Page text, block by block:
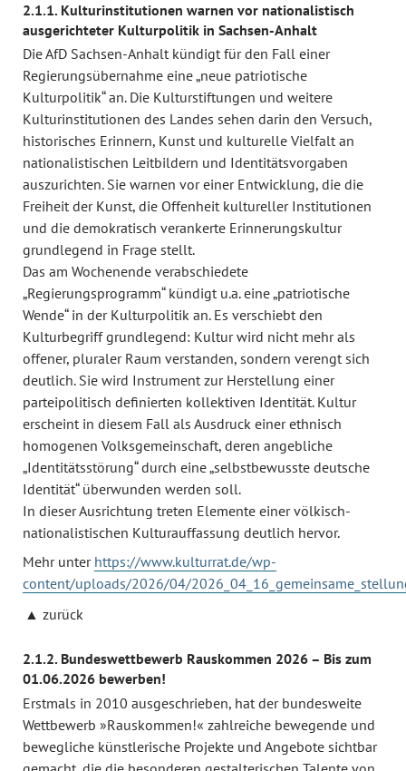
2.1.1. Kulturinstitutionen warnen vor nationalistisch
ausgerichteter Kulturpolitik in Sachsen-Anhalt
Die AfD Sachsen-Anhalt kündigt für den Fall einer
Regierungsübernahme eine „neue patriotische
Kulturpolitik“ an. Die Kulturstiftungen und weitere
Kulturinstitutionen des Landes sehen darin den Versuch,
historisches Erinnern, Kunst und kulturelle Vielfalt an
nationalistischen Leitbildern und Identitätsvorgaben
auszurichten. Sie warnen vor einer Entwicklung, die die
Freiheit der Kunst, die Offenheit kultureller Institutionen
und die demokratisch verankerte Erinnerungskultur
grundlegend in Frage stellt.
Das am Wochenende verabschiedete
„Regierungsprogramm“ kündigt u.a. eine „patriotische
Wende“ in der Kulturpolitik an. Es verschiebt den
Kulturbegriff grundlegend: Kultur wird nicht mehr als
offener, pluraler Raum verstanden, sondern verengt sich
deutlich. Sie wird Instrument zur Herstellung einer
parteipolitisch definierten kollektiven Identität. Kultur
erscheint in diesem Fall als Ausdruck einer ethnisch
homogenen Volksgemeinschaft, deren angebliche
„Identitätsstörung“ durch eine „selbstbewusste deutsche
Identität“ überwunden werden soll.
In dieser Ausrichtung treten Elemente einer völkisch-
nationalistischen Kulturauffassung deutlich hervor.
Mehr unter https://www.kulturrat.de/wp-
content/uploads/2026/04/
zurück
2.1.2. Bundeswettbewerb Rauskommen 2026 – Bis zum
01.06.2026 bewerben!
Erstmals in 2010 ausgeschrieben, hat der bundesweite
Wettbewerb »Rauskommen!« zahlreiche bewegende und
bewegliche künstlerische Projekte und Angebote sichtbar